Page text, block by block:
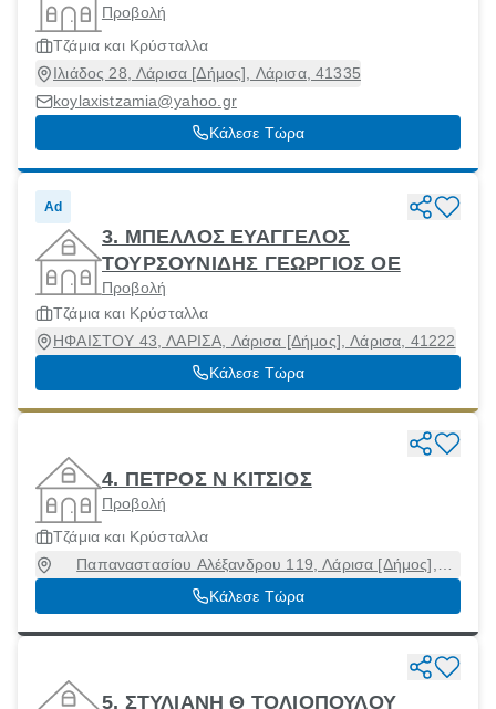
Προβολή
Τζάμια και Κρύσταλλα
Ιλιάδος 28, Λάρισα [Δήμος], Λάρισα, 41335
koylaxistzamia@yahoo.gr
Κάλεσε Τώρα
Ad
3. ΜΠΕΛΛΟΣ ΕΥΑΓΓΕΛΟΣ
ΤΟΥΡΣΟΥΝΙΔΗΣ ΓΕΩΡΓΙΟΣ ΟΕ
Προβολή
Τζάμια και Κρύσταλλα
ΗΦΑΙΣΤΟΥ 43, ΛΑΡΙΣΑ, Λάρισα [Δήμος], Λάρισα, 41222
Κάλεσε Τώρα
4. ΠΕΤΡΟΣ Ν ΚΙΤΣΙΟΣ
Προβολή
Τζάμια και Κρύσταλλα
Παπαναστασίου Αλέξανδρου 119, Λάρισα [Δήμος],
Λάρισα, 41223
Κάλεσε Τώρα
5. ΣΤΥΛΙΑΝΗ Θ ΤΟΛΙΟΠΟΥΛΟΥ